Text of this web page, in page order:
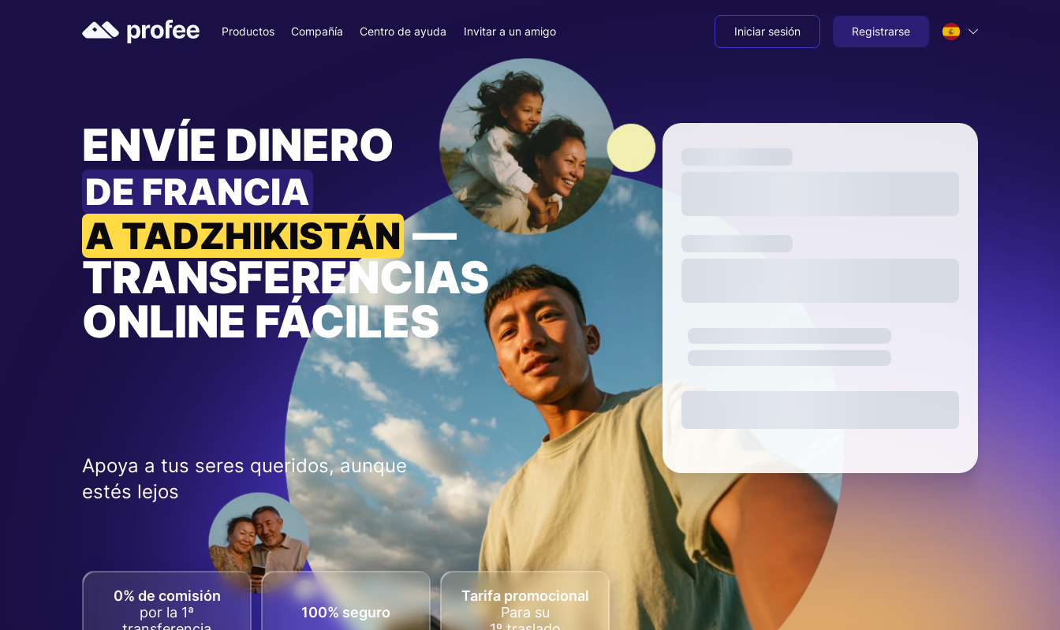
Productos Compañía Centro de ayuda Invitar a un amigo Iniciar sesión Registrarse
ENVÍE DINERO
DE FRANCIA
A TADZHIKISTÁN—
TRANSFERENCIAS
ONLINE FÁCILES
Apoya a tus seres queridos, aunque
estés lejos
0% de comisión
por la 1ª
100% seguro
Tarifa promocional
Para su